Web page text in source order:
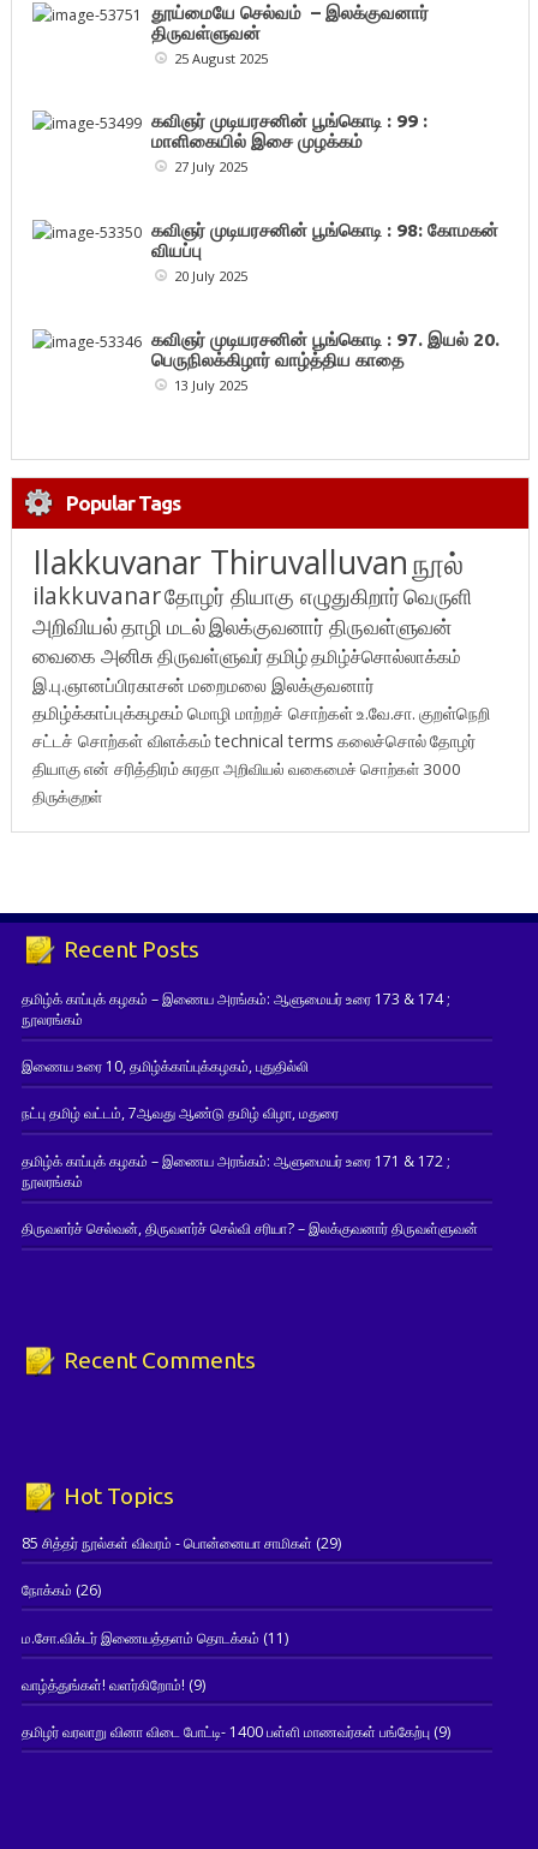
தூய்மையே செல்வம் – இலக்குவனார்
திருவள்ளுவன்
25 August 2025
கவிஞர் முடியரசனின் பூங்கொடி : 99 :
மாளிகையில் இசை முழக்கம்
27 July 2025
கவிஞர் முடியரசனின் பூங்கொடி : 98: கோமகன்
வியப்பு
20 July 2025
கவிஞர் முடியரசனின் பூங்கொடி : 97. இயல் 20.
பெருநிலக்கிழார் வாழ்த்திய காதை
13 July 2025
Popular Tags
Ilakkuvanar Thiruvalluvanநூல்
ilakkuvanarதோழர் தியாகு எழுதுகிறார்வெருளி
அறிவியல்தாழி மடல்இலக்குவனார் திருவள்ளுவன்
வைகை அனிசுதிருவள்ளுவர்தமிழ்தமிழ்ச்சொல்லாக்கம்
இ.பு.ஞானப்பிரகாசன் மறைமலை இலக்குவனார்
தமிழ்க்காப்புக்கழகம் மொழி மாற்றச் சொற்கள்உ.வே.சா. குறள்நெறி
சட்டச் சொற்கள் விளக்கம்technical terms கலைச்சொல்தோழர்
தியாகுஎன் சரித்திரம்சுரதாஅறிவியல் வகைமைச் சொற்கள் 3000
திருக்குறள்
Recent Posts
தமிழ்க் காப்புக் கழகம் – இணைய அரங்கம்: ஆளுமையர் உரை 173 & 174 ;
நூலரங்கம்
இணைய உரை 10, தமிழ்க்காப்புக்கழகம், புதுதில்லி
நட்பு தமிழ் வட்டம், 7ஆவது ஆண்டு தமிழ் விழா, மதுரை
தமிழ்க் காப்புக் கழகம் – இணைய அரங்கம்: ஆளுமையர் உரை 171 & 172 ;
நூலரங்கம்
திருவளர்ச் செல்வன், திருவளர்ச் செல்வி சரியா? – இலக்குவனார் திருவள்ளுவன்
Recent Comments
Hot Topics
85 சித்தர் நூல்கள் விவரம் - பொன்னையா சாமிகள் (29)
நோக்கம் (26)
ம.சோ.விக்டர் இணையத்தளம் தொடக்கம் (11)
வாழ்த்துங்கள்! வளர்கிறோம்! (9)
தமிழர் வரலாறு வினா விடை போட்டி- 1400 பள்ளி மாணவர்கள் பங்கேற்பு(9)